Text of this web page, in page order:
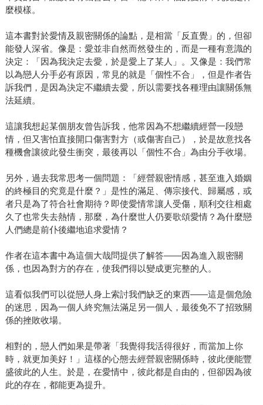
麼模樣。
這本書對於愛情及親密關係的論點，是相當「反直覺」的，但卻
能發人深省。像是：愛並非自然而然發生的，而是一種有意識的
決定：「因為我決定去愛，於是愛上了某人」。又像是：我們常
以為戀人分手必有原因，常見的就是「個性不合」，但是作者告
訴我們，是因為決定不繼續去愛，所以需要找各種理由讓關係無
法延續。
這讓我想起某個朋友曾告訴我，他常因為不想繼續經營一段戀
情，但又害怕直接開口傷害對方（或傷害自己），於是故意找各
種機會讓彼此發生衝突，最後再以「個性不合」為由分手收場。
另外，過去我常思考一個問題：「經營親密情感，甚至進入婚姻
的終極目的究竟是什麼？」是性的滿足、傳宗接代、歸屬感，或
者只是為了符合社會期待？即使愛情常讓人受傷，順利交往相處
久了也常失去熱情，那麼，為什麼世人仍要歌頌愛情？為什麼戀
人們總是前仆後繼地追求愛情？
作者在這本書中為這個大哉問提供了解答——因為進入親密關
係，也因為對方的存在，使我們得以變成更完整的人。
這看似我們可以從戀人身上索討我們缺乏的東西——這是個危險
的迷思，因為一個人終究無法滿足另一個人，最後免不了招致關
係的挫敗收場。
相對的，戀人們如果是帶著「我覺得我活得很好，而當加上你
時，就更加美好！」這樣的心態去經營親密關係時，彼此便能豐
盛彼此的人生。於是，在愛情中，彼此都是自由的，但卻因為彼
此的存在，都能更為提升。